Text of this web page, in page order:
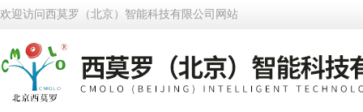
欢迎访问西莫罗（北京）智能科技有限公司网站